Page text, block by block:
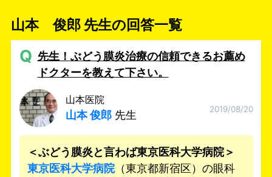
山本 俊郎 先生の回答一覧
Q 先生！ぶどう膜炎治療の信頼できるお薦め
ドクターを教えて下さい。
山本医院
山本 俊郎 先生 2019/08/20
＜ぶどう膜炎と言わば東京医科大学病院＞
東京医科大学病院（東京都新宿区）の眼科